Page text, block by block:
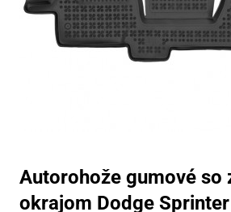
Autorohože gumové so
okrajom Dodge